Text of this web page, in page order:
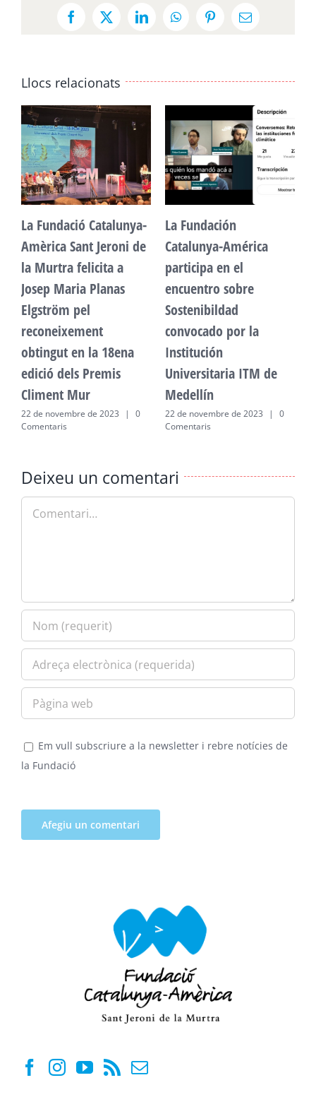
Facebook
X LinkedInWhatsAppPinterestEmail:
Llocs relacionats
La Fundació Catalunya-
Amèrica Sant Jeroni de
la Murtra felicita a
Josep Maria Planas
Elgström pel
reconeixement
obtingut en la 18ena
edició dels Premis
Climent Mur
22 de novembre de 2023 |
0
Comentaris
La Fundación
Catalunya-América
participa en el
encuentro sobre
Sostenibildad
convocado por la
Institución
Universitaria ITM de
Medellín
22 de novembre de 2023 |
0
Comentaris
Deixeu un comentari
Em vull subscriure a la newsletter i rebre notícies de
la Fundació